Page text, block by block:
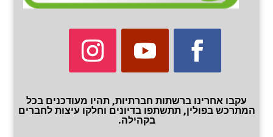
עקבו אחרינו ברשתות חברתיות, תהיו מעודכנים בכל
המתרכש בפולין, תתשתפו בדיונים וחלקו עיצות לחברים
בקהילה.